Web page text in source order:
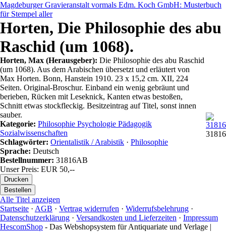
Magdeburger Gravieranstalt vormals Edm. Koch GmbH: Musterbuch
für Stempel aller
Horten, Die Philosophie des abu
Raschid (um 1068).
Horten, Max (Herausgeber): Die Philosophie des abu Raschid
(um 1068). Aus dem Arabischen übersetzt und erläutert von
Max Horten. Bonn, Hanstein 1910. 23 x 15,2 cm. XII, 224
Seiten. Original-Broschur. Einband ein wenig gebräunt und
berieben, Rücken mit Leseknick, Kanten etwas bestoßen,
Schnitt etwas stockfleckig. Besitzeintrag auf Titel, sonst innen
sauber.
Kategorie: Philosophie Psychologie Pädagogik
Sozialwissenschaften
Schlagwörter: Orientalistik / Arabistik · Philosophie
Sprache: Deutsch
Bestellnummer: 31816AB
Unser Preis: EUR 50,--
31816
Alle Titel anzeigen
Startseite · AGB · Vertrag widerrufen · Widerrufsbelehrung ·
Datenschutzerklärung · Versandkosten und Lieferzeiten · Impressum
HescomShop - Das Webshopsystem für Antiquariate und Verlage |